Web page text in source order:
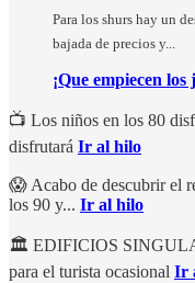
Para los shurs hay un
bajada de precios y...
¡Que empiecen
📺 Los niños en los 80
disfrutará Ir al hilo
😱 Acabo de descubrir el
los 90 y... Ir al hilo
🏛 EDIFICIOS
para el turista ocasional Ir